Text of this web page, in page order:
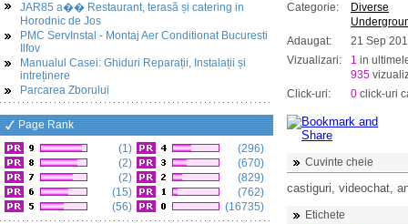
JAR85 a�� Restaurant, terasă și catering in
Horodnic de Jos
PMC ServInstal - Montaj Aer Conditionat Bucuresti
Ilfov
Manualul Casei: Ghiduri Reparații, Instalații și
intreținere
Parcarea Zborului
Page Rank
(1)
(2)
(2)
(15)
(56)
(296)
(670)
(829)
(762)
(16735)
Categorie:
Diverse
Adaugat:
21 Sep
Vizualizari:
1 in
935
Click-uri:
0 click-uri
Cuvinte cheie
castiguri, videochat,
Etichete